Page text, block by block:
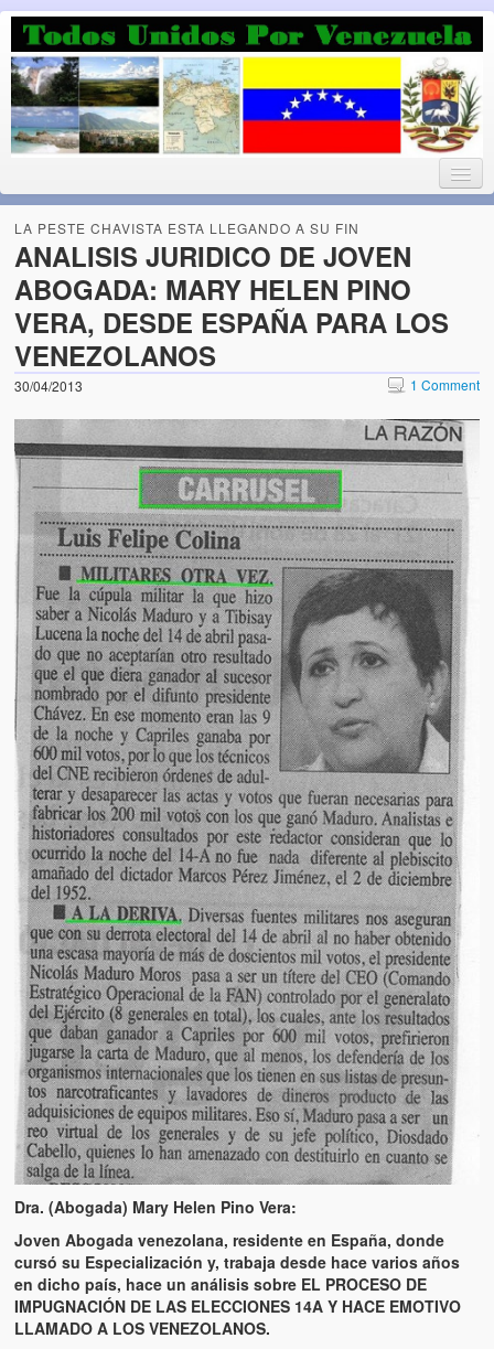
Luchando por la Democracia
Fuera el chavismo, la peor peste que le ha caido a esta tierra
Home
¡Bienvenido!
Todos Unidos por Venezuela te da la bienvenida a éste nuestro
Acerca de este blog (About this Blog)
El Tipo y los Rojos en Los Teques (The Jerk and the Reds in
Teques)
Hablé con Chavistas (I spoke with chavistas)
La burla del Chavez “tan amante de los niños” (The mockery of
Chavez “such a children lover”)
Los niños de las calles de Venezuela (Children of the streets of
Venezuela)
Luis y El Mono… en armas (Luis and El Mono… armed)
Puente Llaguno, Miraflores… ¿y Lina?
Radio Emisoras y canales de televisión clausurados por el
de Chávez hasta el 2009
Victimas del 11 de abril de 2002
Víctimas del régimen dictatorial de Chávez desde que tomó el
poder hasta el 31 de diciembre de 2009
Víctimas inocentes de la violencia castrista del 4 de Febrero de
1992
¡¡¡Miserable traidor, mira a tu pueblo!!! (Despicable traitor, look
your country!!!)
Versos
Cuentos
Videos
LA PESTE CHAVISTA ESTA LLEGANDO A SU FIN
ANALISIS JURIDICO DE JOVEN
ABOGADA: MARY HELEN PINO
VERA, DESDE ESPAÑA PARA LOS
VENEZOLANOS
30/04/2013 1 Comment
Dra. (Abogada) Mary Helen Pino Vera:
Joven Abogada venezolana, residente en España, donde
cursó su Especialización y, trabaja desde hace varios años
en dicho país, hace un análisis sobre EL PROCESO DE
IMPUGNACIÓN DE LAS ELECCIONES 14A Y HACE EMOTIVO
LLAMADO A LOS VENEZOLANOS.